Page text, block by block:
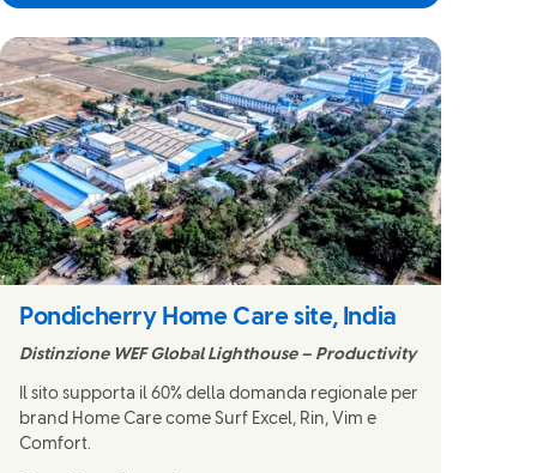
Pondicherry Home Care site, India
Distinzione WEF Global Lighthouse – Productivity
Il sito supporta il 60% della domanda regionale per
brand Home Care come Surf Excel, Rin, Vim e
Comfort.